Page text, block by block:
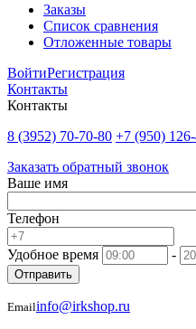
Заказы
Список сравнения
Отложенные товары
ВойтиРегистрация
Контакты
Контакты
8 (3952) 70-70-80 +7 (950)
Заказать обратный звонок
Ваше имя
Телефон
Удобное время -
Отправить
Emailinfo@irkshop.ru